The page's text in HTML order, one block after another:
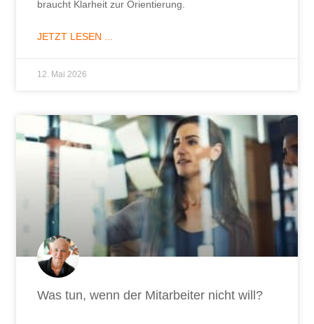
braucht Klarheit zur Orientierung.
JETZT LESEN ...
12. Mai 2026
Was tun, wenn der Mitarbeiter nicht will?